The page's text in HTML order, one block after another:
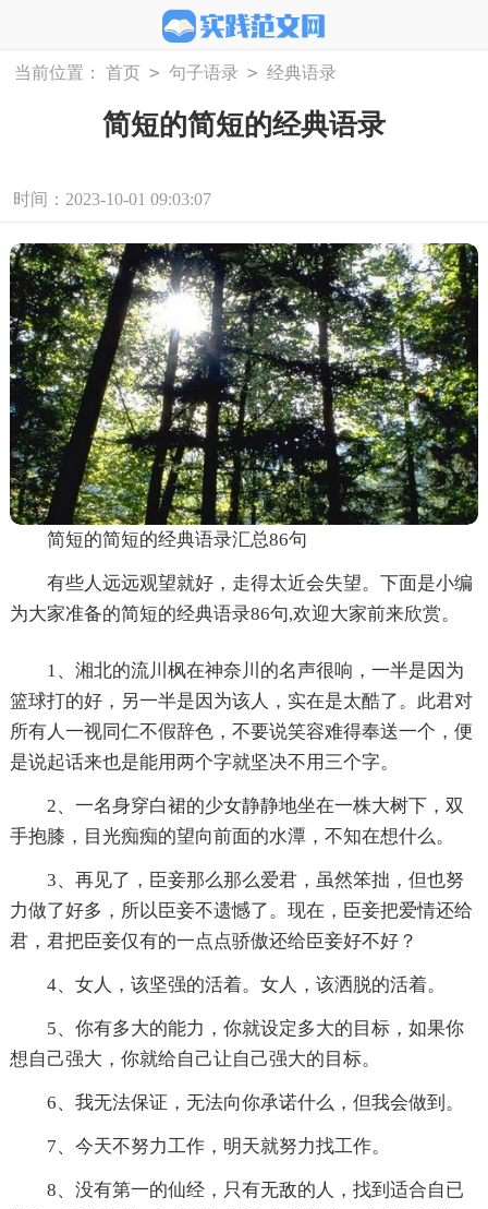
当前位置： 首页 > 句子语录 > 经典语录
简短的简短的经典语录
时间：2023-10-01 09:03:07
简短的简短的经典语录汇总86句
有些人远远观望就好，走得太近会失望。下面是小编
为大家准备的简短的经典语录86句,欢迎大家前来欣赏。
1、湘北的流川枫在神奈川的名声很响，一半是因为
篮球打的好，另一半是因为该人，实在是太酷了。此君对
所有人一视同仁不假辞色，不要说笑容难得奉送一个，便
是说起话来也是能用两个字就坚决不用三个字。
2、一名身穿白裙的少女静静地坐在一株大树下，双
手抱膝，目光痴痴的望向前面的水潭，不知在想什么。
3、再见了，臣妾那么那么爱君，虽然笨拙，但也努
力做了好多，所以臣妾不遗憾了。现在，臣妾把爱情还给
君，君把臣妾仅有的一点点骄傲还给臣妾好不好？
4、女人，该坚强的活着。女人，该洒脱的活着。
5、你有多大的能力，你就设定多大的目标，如果你
想自己强大，你就给自己让自己强大的目标。
6、我无法保证，无法向你承诺什么，但我会做到。
7、今天不努力工作，明天就努力找工作。
8、没有第一的仙经，只有无敌的人，找到适合自已